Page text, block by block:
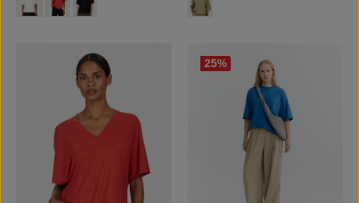
25%